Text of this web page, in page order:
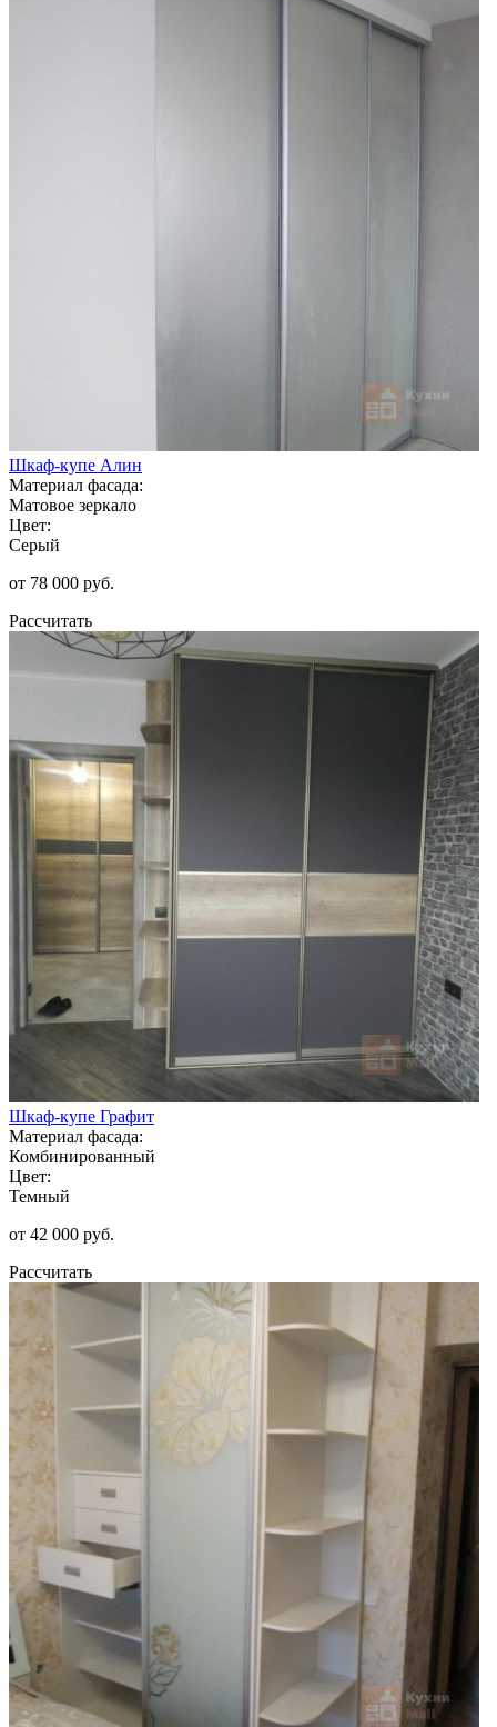
Шкаф-купе Алин
Материал фасада:
Матовое зеркало
Цвет:
Серый
от 78 000 руб.
Рассчитать
Шкаф-купе Графит
Материал фасада:
Комбинированный
Цвет:
Темный
от 42 000 руб.
Рассчитать